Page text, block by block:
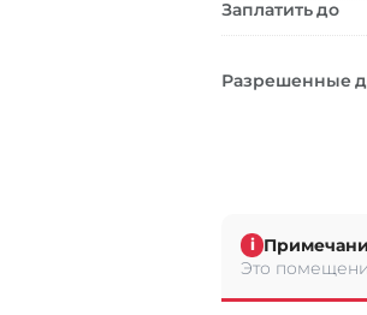
Заплатить до
Разрешенные
i
Это